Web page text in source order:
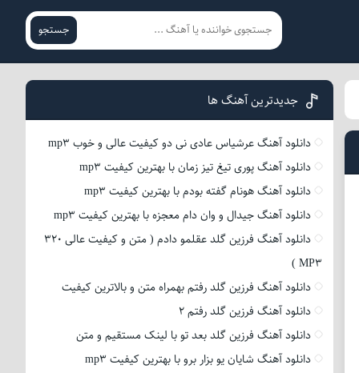
جستجو
جدیدترین آهنگ ها
دانلود آهنگ عرشیاس عادی نی دو کیفیت عالی و خوب mp3
دانلود آهنگ پوری تیغ تیز زمان با بهترین کیفیت mp3
دانلود آهنگ هونام گفته بودم با بهترین کیفیت mp3
دانلود آهنگ جیدال و وان دام معجزه با بهترین کیفیت mp3
دانلود آهنگ فرزین گلد عقلمو دادم ( متن و کیفیت عالی 320
MP3 )
دانلود آهنگ فرزین گلد رفتم بهمراه متن و بالاترین کیفیت
دانلود آهنگ فرزین گلد رفتم 2
دانلود آهنگ فرزین گلد بعد تو با لینک مستقیم و متن
دانلود آهنگ شایان یو بزار برو با بهترین کیفیت mp3